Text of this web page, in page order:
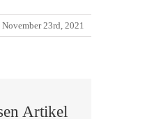
November 23rd, 2021
Artikel